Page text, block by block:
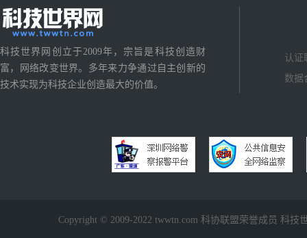
科技世界网创立于2009年，宗旨是科技创造财
富，网络改变世界。多年来力争通过自主创新的
技术实现为科技企业创造最大的价值。
认证
数据
Copyright © 2009-2022 twwtn.com 科协联盟荣誉成员 科